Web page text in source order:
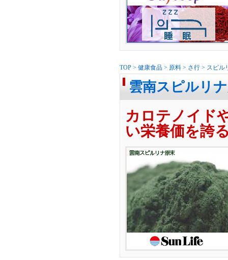
TOP > 健康食品 > 原料 > さ行 > スピル
雲南スピルリ
カロテノイド
い栄養価を誇